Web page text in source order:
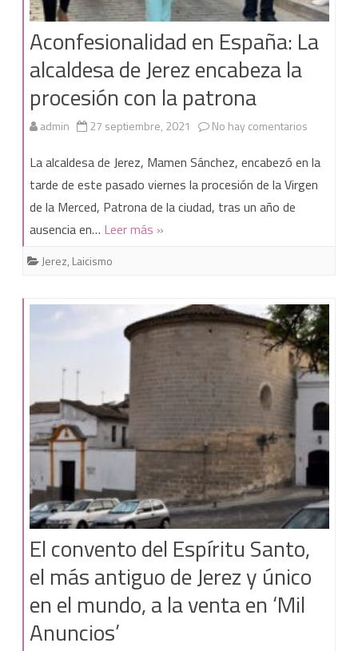
el
convento
más
antiguo
de
mantenido
con
fondos
públicos»
Aconfesionalidad en España: La
alcaldesa de Jerez encabeza la
procesión con la patrona
admin 27 septiembre, 2021 No hay comentarios
en
Jerez
encabeza
la
procesión
con
patrona
La alcaldesa de Jerez, Mamen Sánchez, encabezó en la
tarde de este pasado viernes la procesión de la Virgen
de la Merced, Patrona de la ciudad, tras un año de
ausencia en… Leer más »
Jerez, Laicismo
El convento del Espíritu Santo,
el más antiguo de Jerez y único
en el mundo, a la venta en ‘Mil
Anuncios’